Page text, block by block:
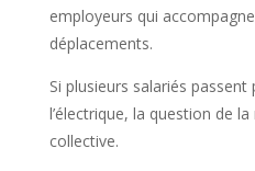
employeurs qui
déplacements.
Si plusieurs salariés
l’électrique, la question de
collective.